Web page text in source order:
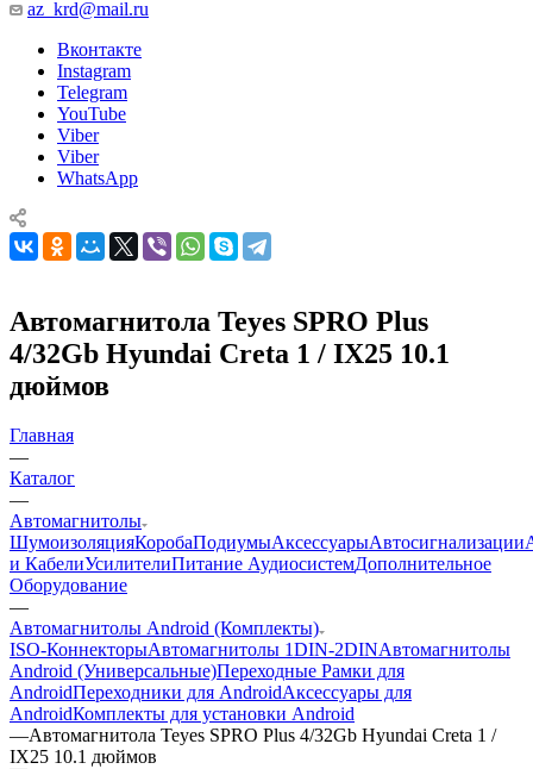
az_krd@mail.ru
Вконтакте
Instagram
Telegram
YouTube
Viber
Viber
WhatsApp
Автомагнитола Teyes SPRO Plus
4/32Gb Hyundai Creta 1 / IX25 10.1
дюймов
Главная
—
Каталог
—
Автомагнитолы
ШумоизоляцияКоробаПодиумыАксессуарыАвтосигнализации
и КабелиУсилителиПитание АудиосистемДополнительное
Оборудование
—
Автомагнитолы Android (Комплекты)
ISO-КоннекторыАвтомагнитолы 1DIN-2DINАвтомагнитолы
Android (Универсальные)Переходные Рамки для
AndroidПереходники для AndroidАксессуары для
AndroidКомплекты для установки Android
—Автомагнитола Teyes SPRO Plus 4/32Gb Hyundai Creta 1 /
IX25 10.1 дюймов